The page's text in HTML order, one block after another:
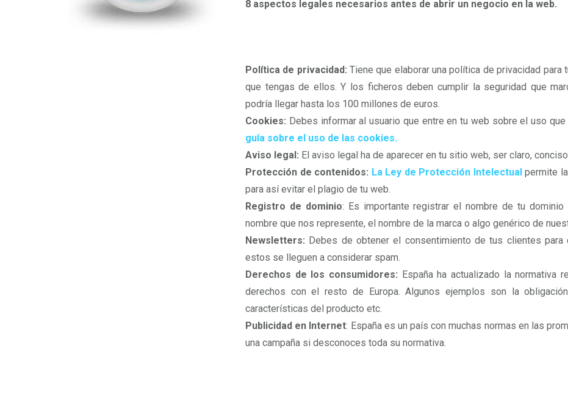
8 aspectos legales necesarios antes de abrir un negocio en la web.
Política de privacidad: Tiene que elaborar una política de privacidad
que tengas de ellos. Y los ficheros deben cumplir la seguridad que
podría llegar hasta los 100 millones de euros.
Cookies: Debes informar al usuario que entre en tu web sobre el uso
guía sobre el uso de las cookies.
Aviso legal: El aviso legal ha de aparecer en tu sitio web, ser claro,
Protección de contenidos: La Ley de Protección Intelectualpermite la
para así evitar el plagio de tu web.
Registro de dominio: Es importante registrar el nombre de tu
nombre que nos represente, el nombre de la marca o algo genérico de
Newsletters: Debes de obtener el consentimiento de tus clientes
estos se lleguen a considerar spam.
Derechos de los consumidores: España ha actualizado la normativa
derechos con el resto de Europa. Algunos ejemplos son la
características del producto etc.
Publicidad en Internet: España es un país con muchas normas en las
una campaña si desconoces toda su normativa.